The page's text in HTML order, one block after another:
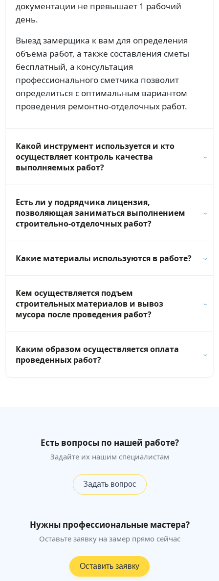
документации не превышает 1 рабочий
день.
Выезд замерщика к вам для определения
объема работ, а также составления сметы
бесплатный, а консультация
профессионального сметчика позволит
определиться с оптимальным вариантом
проведения ремонтно-отделочных работ.
Какой инструмент используется и кто
осуществляет контроль качества
выполняемых работ?
Есть ли у подрядчика лицензия,
позволяющая заниматься выполнением
строительно-отделочных работ?
Какие материалы используются в работе?
Кем осуществляется подъем
строительных материалов и вывоз
мусора после проведения работ?
Каким образом осуществляется оплата
проведенных работ?
Есть вопросы по нашей работе?
Задайте их нашим специалистам
Задать вопрос
Нужны профессиональные мастера?
Оставьте заявку на замер прямо сейчас
Оставить заявку